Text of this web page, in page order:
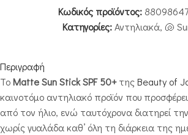
Κωδικός προϊόντος:
Κατηγορίες:Αντηλιακά, 🐚
Περιγραφή
ΤοMatte Sun Stick SPF 50+τηςBeauty of
καινοτόμο αντηλιακό προϊόν που
από τον ήλιο, ενώ ταυτόχρονα διατηρεί
χωρίς γυαλάδα καθ’ όλη τη διάρκεια της